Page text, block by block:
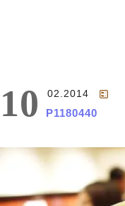
10 02.2014
P1180440